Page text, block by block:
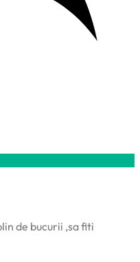
de bucurii ,sa fiti